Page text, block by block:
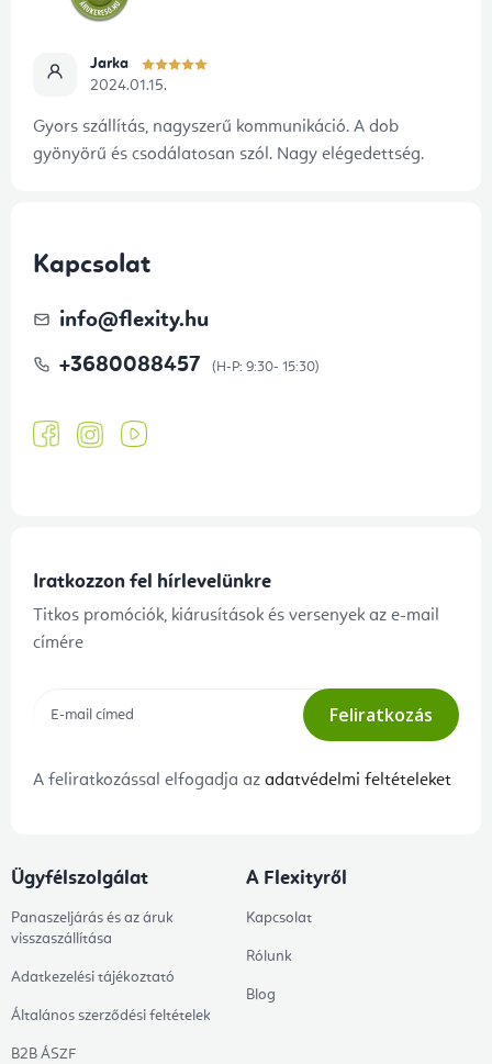
Jarka
2024.01.15.
Gyors szállítás, nagyszerű kommunikáció. A dob
gyönyörű és csodálatosan szól. Nagy elégedettség.
Kapcsolat
info@flexity.hu
+3680088457
Iratkozzon fel hírlevelünkre
Titkos promóciók, kiárusítások és versenyek az e-mail
címére
Feliratkozás
A feliratkozással elfogadja az adatvédelmi feltételeket
Ügyfélszolgálat
Panaszeljárás és az áruk
visszaszállítása
Adatkezelési tájékoztató
Általános szerződési feltételek
B2B ÁSZF
A Flexityről
Kapcsolat
Rólunk
Blog